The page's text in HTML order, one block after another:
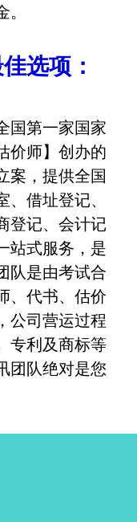
选项：
国第一家国家
价师】创办的
案，提供全国
借址登记、
登记、会计记
站式服务，是
队是由考试合
、代书、估价
公司营运过程
专利及商标等
团队绝对是您